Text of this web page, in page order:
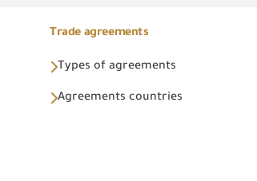
Trade agreements
Types of agreements
Agreements countries